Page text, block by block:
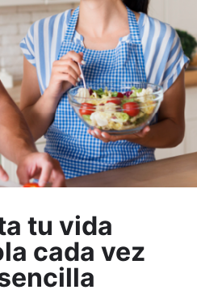
tu vida
cada vez